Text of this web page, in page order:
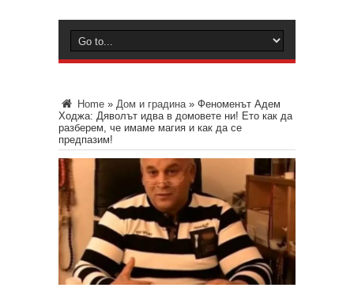
Home » Дом и градина » Феноменът Адем
Ходжа: Дяволът идва в домовете ни! Ето как да
разберем, че имаме магия и как да се
предпазим!